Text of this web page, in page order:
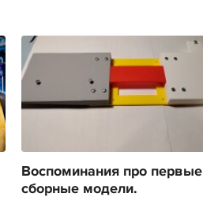
Воспоминания про первые
сборные модели.